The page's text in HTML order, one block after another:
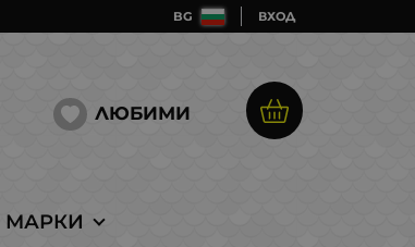
BG ВХОД
ЛЮБИМИ
МАРКИ